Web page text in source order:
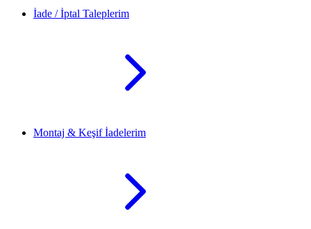
İade / İptal Taleplerim
Montaj & Keşif İadelerim